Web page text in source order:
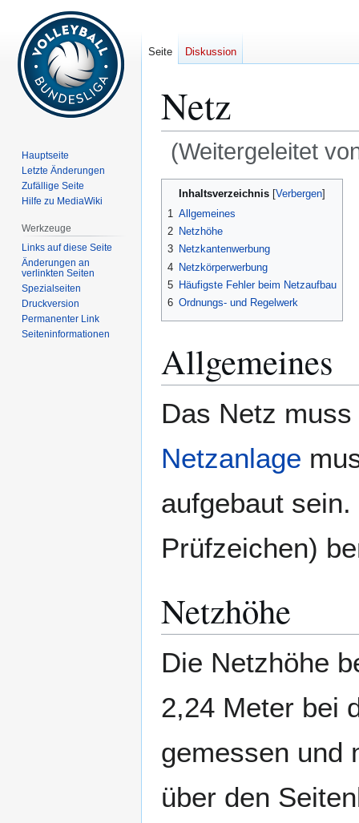
Netz
(Weitergeleitet
springen
springen
Inhaltsverzeichnis
1 Allgemeines
2 Netzhöhe
3 Netzkantenwerbung
4 Netzkörperwerbung
5 Häufigste Fehler beim Netzaufbau
6 Ordnungs- und Regelwerk
Allgemeines
Das Netz
Netzanlage
aufgebaut
Prüfzeichen)
Netzhöhe
Die Netzhöhe
2,24 Meter bei
gemessen und
über den
Seite Diskussion
Hauptseite
Letzte Änderungen
Zufällige Seite
Hilfe zu MediaWiki
Werkzeuge
Links auf diese Seite
Änderungen an
verlinkten Seiten
Spezialseiten
Druckversion
Permanenter Link
Seiten­­informationen